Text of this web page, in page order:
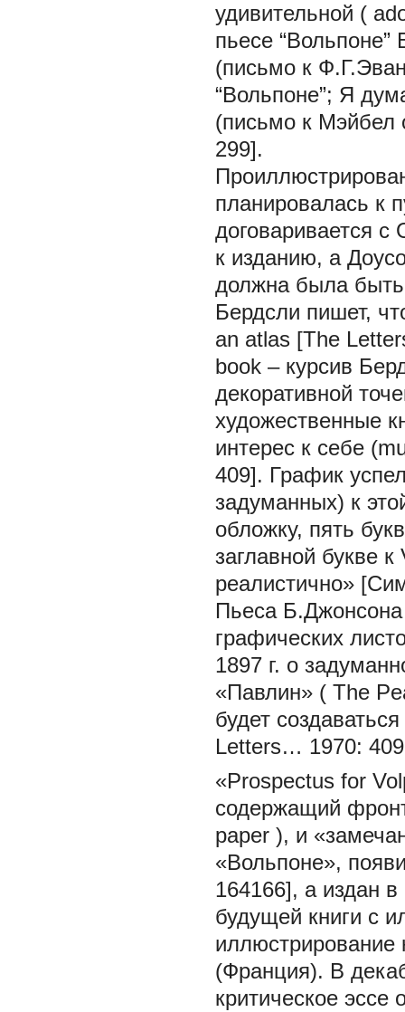
удивительной (
пьесе
(письмо к
“Вольпоне”; Я
(письмо к Мэйбел
299].
планировалась к
договаривается
к изданию, а
должна была
Бердсли пишет,
an atlas [The
book – курсив
декоративной
художественные
интерес к себе
409]. График
задуманных) к
обложку, пять
заглавной букве
реалистично»
Пьеса Б.Джонсона
графических
1897 г. о
«Павлин» ( The
будет
Letters… 1970:
«Prospectus for
содержащий
paper ), и
«Вольпоне»,
164166], а издан
будущей книги с
иллюстрирование
(Франция). В
критическое эссе